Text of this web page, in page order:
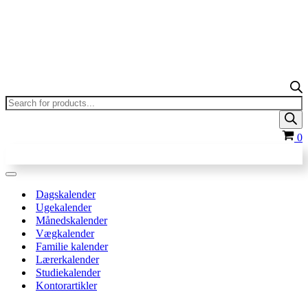
Products
search
0
Navigation
Dagskalender
Ugekalender
Månedskalender
Vægkalender
Familie kalender
Lærerkalender
Studiekalender
Kontorartikler